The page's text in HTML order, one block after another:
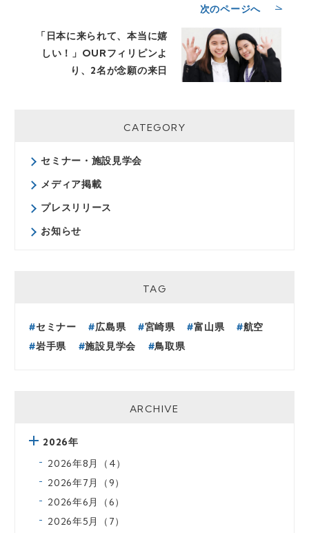
次のページへ
「日本に来られて、本当に嬉
しい！」OURフィリピンよ
り、2名が念願の来日
CATEGORY
セミナー・施設見学会
メディア掲載
プレスリリース
お知らせ
TAG
セミナー 広島県 宮崎県 富山県
航空
岩手県
施設見学会 鳥取県
ARCHIVE
2026年
2026年8月（4）
2026年7月（9）
2026年6月（6）
2026年5月（7）